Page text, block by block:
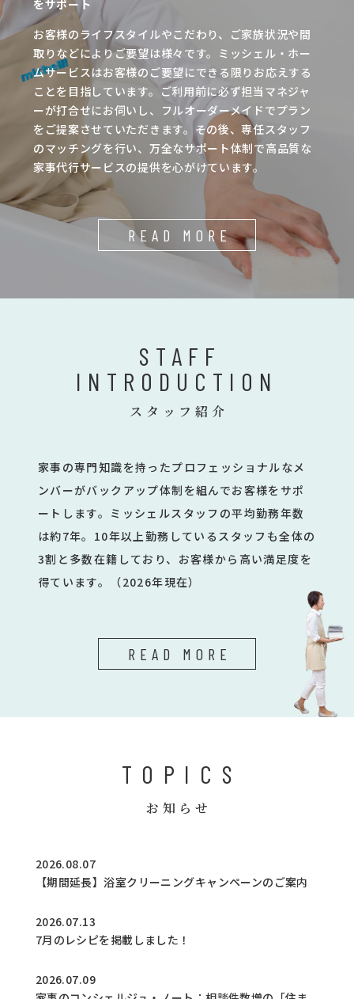
をサポート
お客様のライフスタイルやこだわり、ご家族状況や間
取りなどによりご要望は様々です。ミッシェル・ホー
ムサービスはお客様のご要望にできる限りお応えする
ことを目指しています。ご利用前に必ず担当マネジャ
ーが打合せにお伺いし、フルオーダーメイドでプラン
をご提案させていただきます。その後、専任スタッフ
のマッチングを行い、万全なサポート体制で高品質な
家事代行サービスの提供を心がけています。
READ MORE
STAFF
INTRODUCTION
スタッフ紹介
家事の専門知識を持ったプロフェッショナルなメ
ンバーがバックアップ体制を組んでお客様をサポ
ートします。ミッシェルスタッフの平均勤務年数
は約7年。10年以上勤務しているスタッフも全体の
3割と多数在籍しており、お客様から高い満足度を
得ています。（2026年現在）
READ MORE
TOPICS
お知らせ
2026.08.07
【期間延長】浴室クリーニングキャンペーンのご案内
2026.07.13
7月のレシピを掲載しました！
2026.07.09